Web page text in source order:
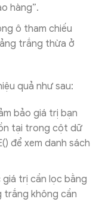
hàng”.
ô tham chiếu
trắng thừa ở
quả như sau:
bảo giá trị bạn
tại trong cột dữ
để xem danh sách
giá trị cần lọc bằng
trắng không cần